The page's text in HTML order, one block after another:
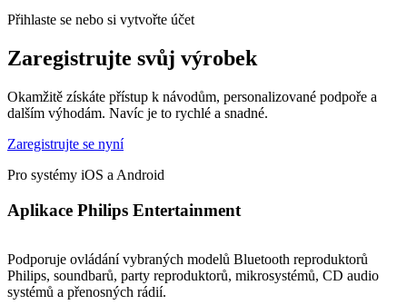
Přihlaste se nebo si vytvořte účet
Zaregistrujte svůj výrobek
Okamžitě získáte přístup k návodům, personalizované podpoře a
dalším výhodám. Navíc je to rychlé a snadné.
Zaregistrujte se nyní
Pro systémy iOS a Android
Aplikace Philips Entertainment
Podporuje ovládání vybraných modelů Bluetooth reproduktorů
Philips, soundbarů, party reproduktorů, mikrosystémů, CD audio
systémů a přenosných rádií.